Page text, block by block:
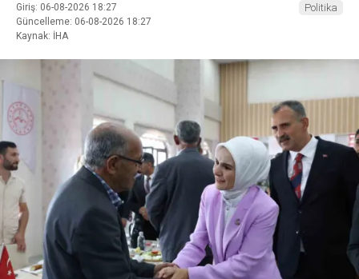
Giriş: 06-08-2026 18:27
Güncelleme: 06-08-2026 18:27
Kaynak: İHA
Politika